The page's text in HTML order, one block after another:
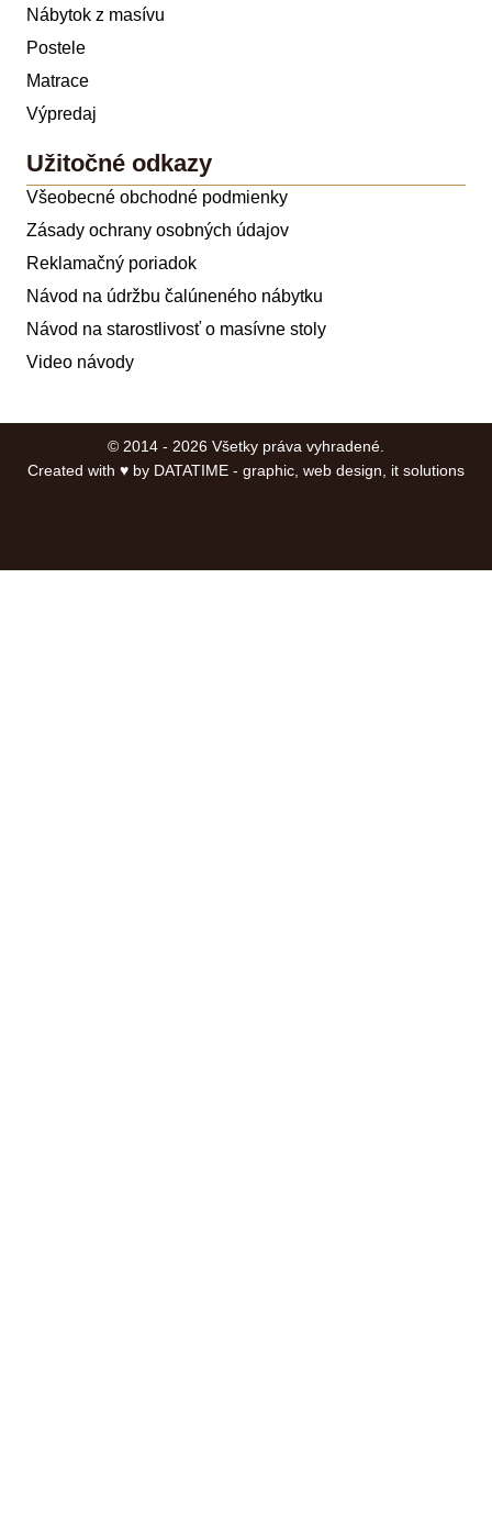
Nábytok z masívu
Postele
Matrace
Výpredaj
Užitočné odkazy
Všeobecné obchodné podmienky
Zásady ochrany osobných údajov
Reklamačný poriadok
Návod na údržbu čalúneného nábytku
Návod na starostlivosť o masívne stoly
Video návody
© 2014 - 2026 Všetky práva vyhradené.
Created with ♥ by DATATIME - graphic, web design, it solutions